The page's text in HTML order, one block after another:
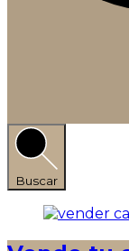
Buscar